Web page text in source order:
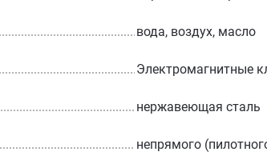
вода, воздух, масло
Электромагнитные
нержавеющая сталь
непрямого